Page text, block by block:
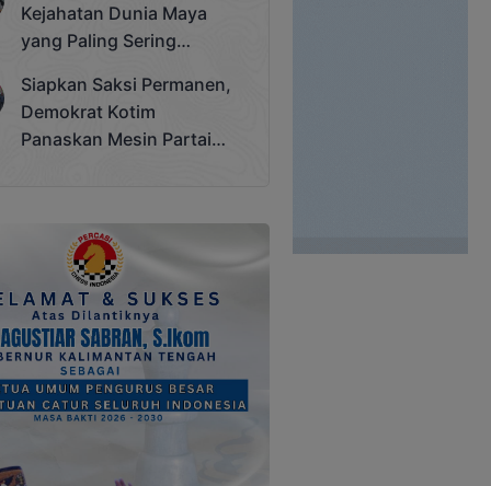
Kejahatan Dunia Maya
yang Paling Sering
Siapkan Saksi Permanen,
Demokrat Kotim
Panaskan Mesin Partai